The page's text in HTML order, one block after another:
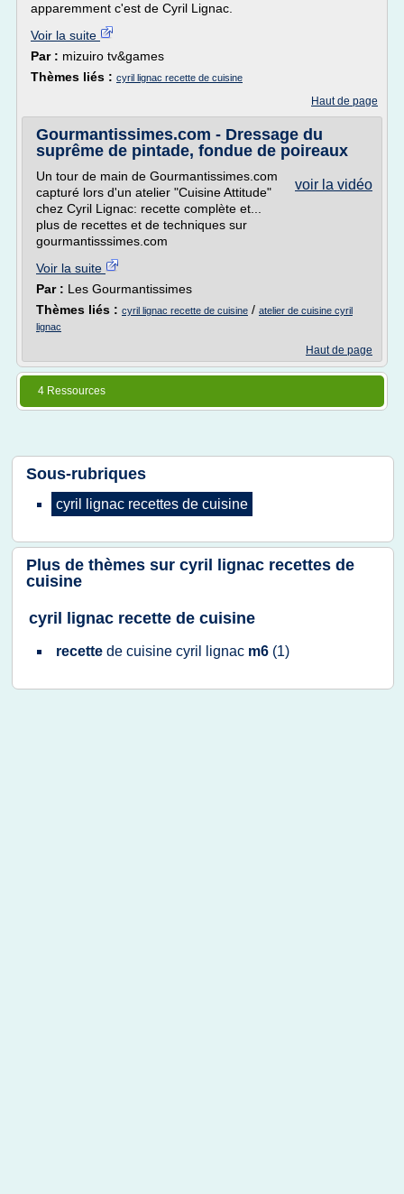
apparemment c'est de Cyril Lignac.
Voir la suite
Par : mizuiro tv&games
Thèmes liés : cyril lignac recette de cuisine
Haut de page
Gourmantissimes.com - Dressage du
suprême de pintade, fondue de poireaux
voir la vidéo
Un tour de main de Gourmantissimes.com
capturé lors d'un atelier "Cuisine Attitude"
chez Cyril Lignac: recette complète et...
plus de recettes et de techniques sur
gourmantisssimes.com
Voir la suite
Par : Les Gourmantissimes
Thèmes liés : cyril lignac recette de cuisine / atelier de cuisine cyril
lignac
Haut de page
4 Ressources
Sous-rubriques
cyril lignac recettes de cuisine
Plus de thèmes sur cyril lignac recettes de
cuisine
cyril lignac recette de cuisine
recette de cuisine cyril lignac m6 (1)